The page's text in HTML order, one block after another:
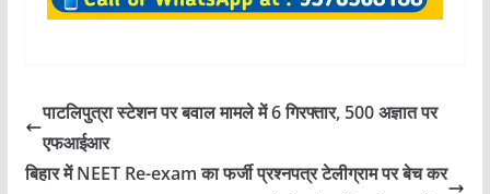
पाटल‍िपुत्रा स्‍टेशन पर बवाल मामले में 6 गिरफ्तार, 500 अज्ञात पर
एफआईआर
बिहार में NEET Re-exam का फर्जी प्रश्नपत्र टेलीग्राम पर बेच कर